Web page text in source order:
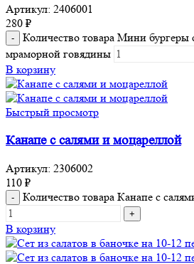
Артикул: 2406001
280 ₽
Количество товара Мини бургеры
мраморной говядины
В корзину
Быстрый просмотр
Канапе с салями и моцареллой
Артикул: 2306002
110 ₽
Количество товара Канапе с
В корзину